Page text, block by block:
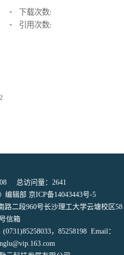
下载次数:
引用次数:
总访问量： 2641
编辑部 京ICP备14043443号-5
二段960号长沙理工大学云塘校区58
信箱
，85258198 Email：